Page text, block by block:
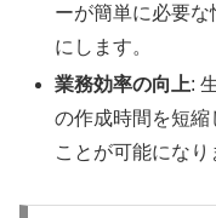
ーが簡単に必要な
にします。
業務効率の向上:
の作成時間を短
ことが可能になり